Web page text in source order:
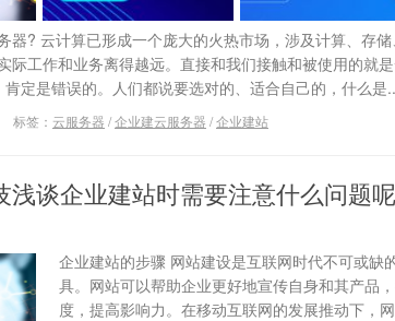
器? 云计算已形成一个庞大的火热市场，涉及计算、存
际工作和业务离得越远。直接和我们接触和被使用的就
定是错误的。人们都说要选对的、适合自己的，什么是
标签： 云服务器 /企业建云服务器 /企业建站
浅谈企业建站时需要注意什么问题
企业建站的步骤 网站建设是互联网时代不可或缺
具。网站可以帮助企业更好地宣传自身和其产品
度，提高影响力。在移动互联网的发展推动下，